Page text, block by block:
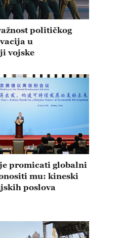
političkog
u
vojske
promicati globalni
mu: kineski
poslova